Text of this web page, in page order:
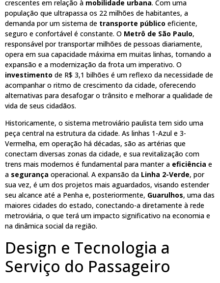
crescentes em relação à mobilidade urbana. Com uma
população que ultrapassa os 22 milhões de habitantes, a
demanda por um sistema de transporte público eficiente,
seguro e confortável é constante. O Metrô de São Paulo,
responsável por transportar milhões de pessoas diariamente,
opera em sua capacidade máxima em muitas linhas, tornando a
expansão e a modernização da frota um imperativo. O
investimento de R$ 3,1 bilhões é um reflexo da necessidade de
acompanhar o ritmo de crescimento da cidade, oferecendo
alternativas para desafogar o trânsito e melhorar a qualidade de
vida de seus cidadãos.
Historicamente, o sistema metroviário paulista tem sido uma
peça central na estrutura da cidade. As linhas 1-Azul e 3-
Vermelha, em operação há décadas, são as artérias que
conectam diversas zonas da cidade, e sua revitalização com
trens mais modernos é fundamental para manter a eficiência e
a segurança operacional. A expansão da Linha 2-Verde, por
sua vez, é um dos projetos mais aguardados, visando estender
seu alcance até a Penha e, posteriormente, Guarulhos, uma das
maiores cidades do estado, conectando-a diretamente à rede
metroviária, o que terá um impacto significativo na economia e
na dinâmica social da região.
Design e Tecnologia a
Serviço do Passageiro